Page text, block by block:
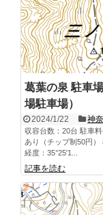
葛葉の泉 駐車
場駐車場）
2024/1/22 神奈
収容台数：20台 駐車
あり（チップ制50円）
経度：35°25'1...
記事を読む